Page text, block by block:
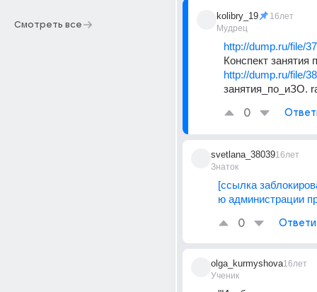
Смотреть все
kolibry_19
Мудрец
16лет
http://dump.ru/file/
Конспект
http://dump.ru/file/
занятия_по_иЗО.
0
svetlana_38039
Знаток
16лет
[ссылка
ю администрации
0
olga_kurmyshova
Ученик
16лет